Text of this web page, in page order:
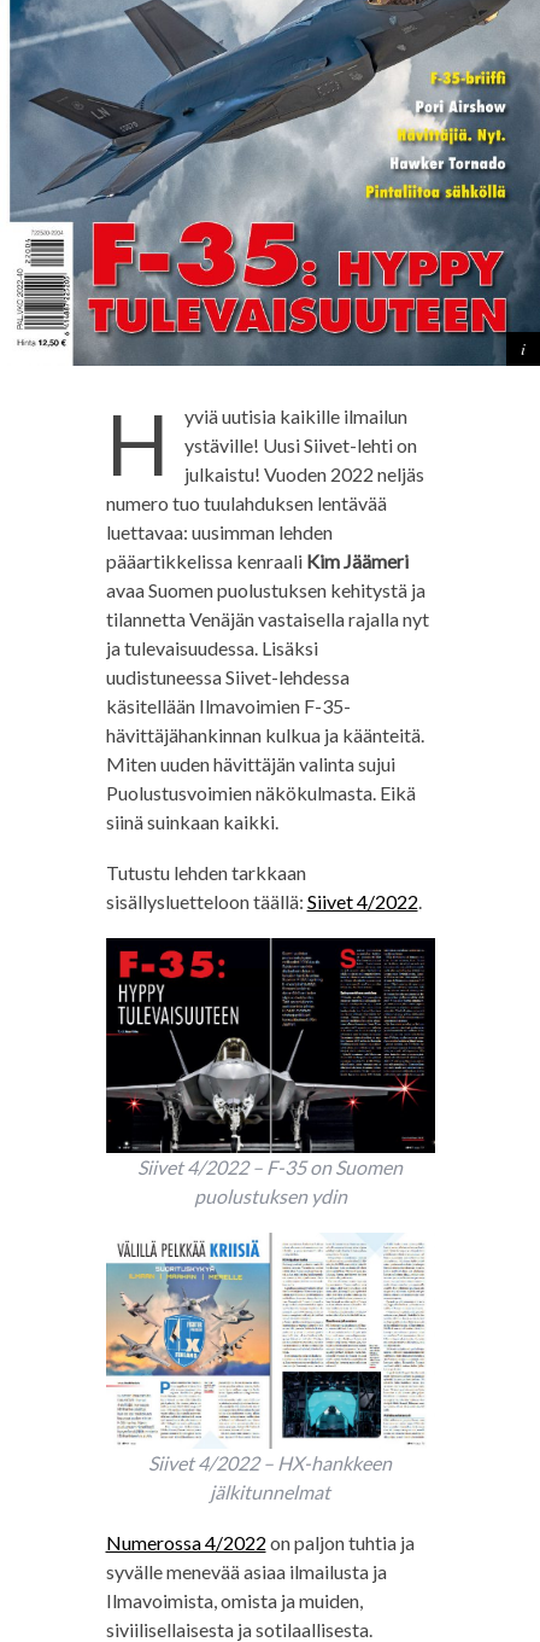
H
yviä uutisia kaikille ilmailun
ystäville! Uusi Siivet-lehti on
julkaistu! Vuoden 2022 neljäs
numero tuo tuulahduksen lentävää
luettavaa: uusimman lehden
pääartikkelissa kenraali Kim Jäämeri
avaa Suomen puolustuksen kehitystä ja
tilannetta Venäjän vastaisella rajalla nyt
ja tulevaisuudessa. Lisäksi
uudistuneessa Siivet-lehdessa
käsitellään Ilmavoimien F-35-
hävittäjähankinnan kulkua ja käänteitä.
Miten uuden hävittäjän valinta sujui
Puolustusvoimien näkökulmasta. Eikä
siinä suinkaan kaikki.
Tutustu lehden tarkkaan
sisällysluetteloon täällä: Siivet 4/2022.
Siivet 4/2022 – F-35 on Suomen
puolustuksen ydin
Siivet 4/2022 – HX-hankkeen
jälkitunnelmat
Numerossa 4/2022 on paljon tuhtia ja
syvälle menevää asiaa ilmailusta ja
Ilmavoimista, omista ja muiden,
siviilisellaisesta ja sotilaallisesta.